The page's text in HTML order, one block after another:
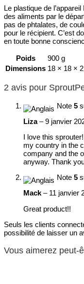
Le plastique de
des aliments par le
pas de phtalates, de
pour le récipient. C’est
en toute bonne
Poids
900 g
Dimensions 18 × 18 ×
2 avis pour
Note 5
Liza– 9 janvier
I love this
my country in the
company and the
anyway. Thank
Note 5
Mack – 11 janvier
Great product!!
Seuls les clients
possibilité de laisser un
Vous aimerez peut-